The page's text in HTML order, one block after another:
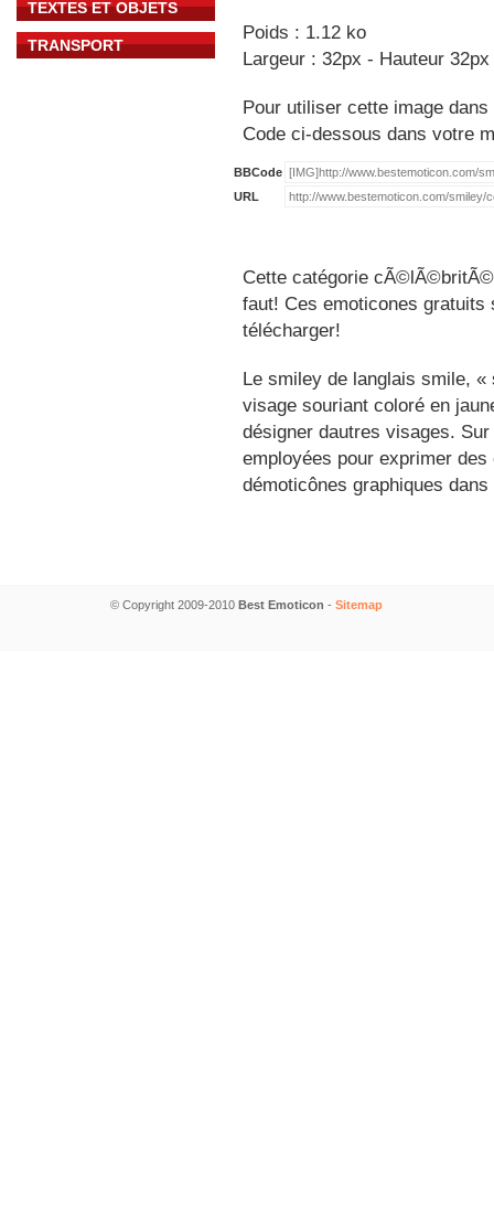
TEXTES ET OBJETS
TRANSPORT
Poids : 1.12 ko
Largeur : 32px - Hauteur 32px
Pour utiliser cette image
Code ci-dessous dans votre
BBCode
URL
Cette catégorie
faut! Ces emoticones
télécharger!
Le smiley de langlais smile,
visage souriant coloré en
désigner dautres visages.
employées pour exprimer
démoticônes graphiques
© Copyright 2009-2010 Best Emoticon - Sitemap